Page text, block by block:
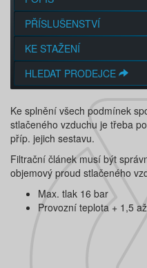
PŘÍSLUŠENSTVÍ
KE STAŽENÍ
HLEDAT PRODEJCE
Ke splnění všech podmínek
stlačeného vzduchu je třeba
příp. jejich sestavu.
Filtrační článek musí být
objemový proud stlačeného
Max. tlak 16 bar
Provozní teplota + 1,5